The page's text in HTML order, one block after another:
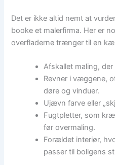
Det er ikke altid nemt at
booke et malerfirma. Her er
overfladerne trænger til en
Afskallet maling,
Revner i væggene,
døre og vinduer.
Ujævn farve eller
Fugtpletter, som
før overmaling.
Forældet interiør,
passer til boligens